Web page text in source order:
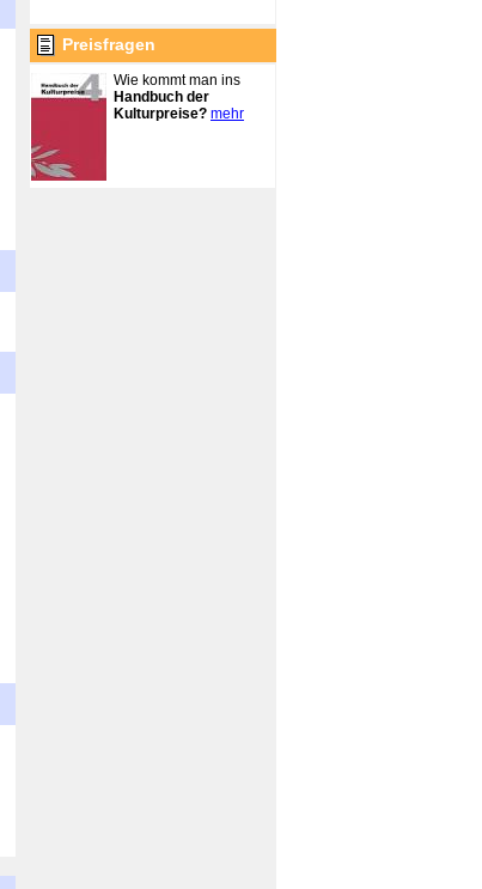
Preisfragen
Wie kommt man ins
Handbuch der
Kulturpreise? mehr